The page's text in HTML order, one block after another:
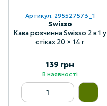
Артикул: 295527573_1
Swisso
Кава розчинна Swisso 2 в 1 у
стіках 20 × 14 г
139 грн
В наявності